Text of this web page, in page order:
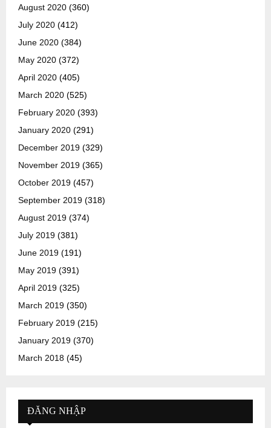
August 2020 (360)
July 2020 (412)
June 2020 (384)
May 2020 (372)
April 2020 (405)
March 2020 (525)
February 2020 (393)
January 2020 (291)
December 2019 (329)
November 2019 (365)
October 2019 (457)
September 2019 (318)
August 2019 (374)
July 2019 (381)
June 2019 (191)
May 2019 (391)
April 2019 (325)
March 2019 (350)
February 2019 (215)
January 2019 (370)
March 2018 (45)
ĐĂNG NHẬP